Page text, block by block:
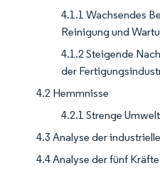
4.1.1 Wachsendes
Reinigung und
4.1.2 Steigende
der
4.2 Hemmnisse
4.2.1 Strenge
4.3 Analyse der
4.4 Analyse der fünf